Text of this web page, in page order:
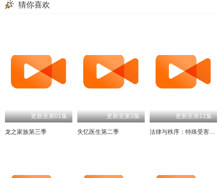
猜你喜欢
更新至第01集
龙之家族第三季
更新至第3集
失忆医生第二季
更新至第11集
法律与秩序：特殊受害者第二十七季